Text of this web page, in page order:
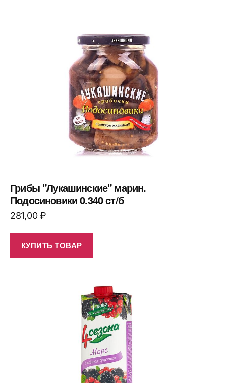
Грибы "Лукашинские" марин.
Подосиновики 0.340 ст/б
281,00₽
КУПИТЬ ТОВАР